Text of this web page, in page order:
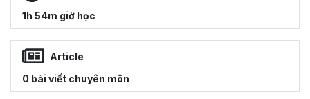
1h 54m giờ học
Article
0 bài viết chuyên môn